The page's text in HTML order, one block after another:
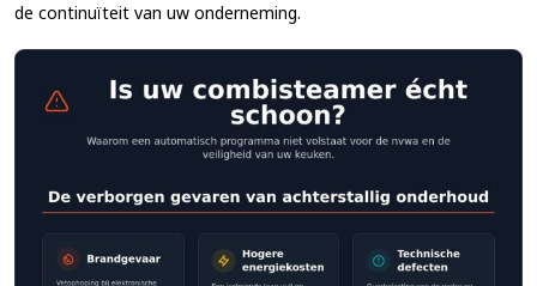
de continuïteit van uw onderneming.